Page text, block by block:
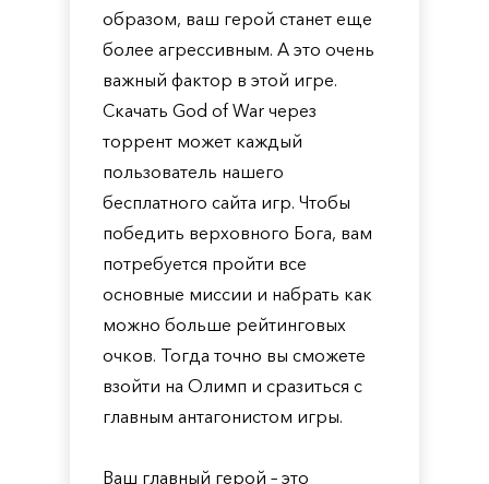
образом, ваш герой станет еще
более агрессивным. А это очень
важный фактор в этой игре.
Скачать God of War через
торрент может каждый
пользователь нашего
бесплатного сайта игр. Чтобы
победить верховного Бога, вам
потребуется пройти все
основные миссии и набрать как
можно больше рейтинговых
очков. Тогда точно вы сможете
взойти на Олимп и сразиться с
главным антагонистом игры.
Ваш главный герой – это